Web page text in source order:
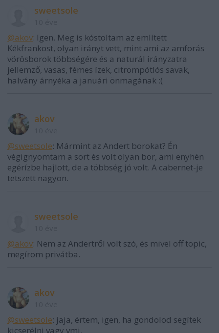
sweetsole
@akov: Igen. Meg is kóstoltam az említett
Kékfrankost, olyan irányt vett, mint ami az amforás
vörösborok többségére és a naturál irányzatra
jellemző, vasas, fémes ízek, citrompótlós savak,
halvány árnyéka a januári önmagának :(
akov
@sweetsole: Mármint az Andert borokat? Én
végignyomtam a sort és volt olyan bor, ami enyhén
egérízbe hajlott, de a többség jó volt. A cabernet-je
tetszett nagyon.
sweetsole
@akov: Nem az Andertről volt szó, és mivel off topic,
megírom privátba.
akov
@sweetsole: jaja, értem, igen, ha gondolod segítek
kicserélni vagy vmi.